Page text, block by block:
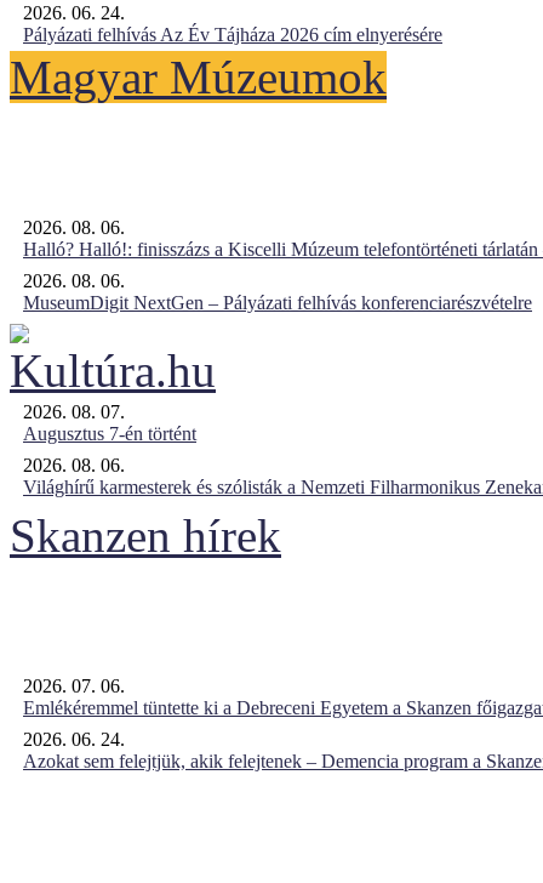
2026. 06. 24.
Pályázati felhívás Az Év Tájháza 2026 cím elnyerésére
Magyar Múzeumok
2026. 08. 06.
Halló? Halló!: finisszázs a Kiscelli Múzeum telefontörténeti tárlatán
2026. 08. 06.
MuseumDigit NextGen – Pályázati felhívás konferenciarészvételre
2026. 08. 07.
Augusztus 7-én történt
2026. 08. 06.
Világhírű karmesterek és szólisták a Nemzeti Filharmonikus
Skanzen hírek
2026. 07. 06.
Emlékéremmel tüntette ki a Debreceni Egyetem a Skanzen
2026. 06. 24.
Azokat sem felejtjük, akik felejtenek – Demencia program a